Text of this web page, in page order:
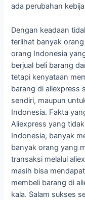
ada perubahan
Dengan keadaan
terlihat banyak
orang Indonesia
berjual beli barang
tetapi kenyataan
barang di aliexpress
sendiri, maupun
Indonesia. Fakta
Aliexpress yang
Indonesia, banyak
banyak orang yang
transaksi melalui
masih bisa
membeli barang di
kala. Salam sukses